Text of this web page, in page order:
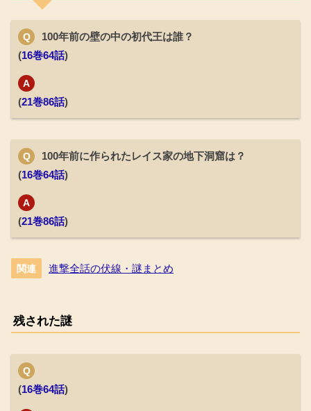
Q
100年前の壁の中の初代王は誰？
(16巻64話)
A
(21巻86話)
Q
100年前に作られたレイス家の地下洞窟は？
(16巻64話)
A
(21巻86話)
関連 進撃全話の伏線・謎まとめ
残された謎
Q
(16巻64話)